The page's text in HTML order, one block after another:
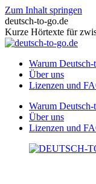
Zum Inhalt springen
deutsch-to-go.de
Kurze Hörtexte für
Warum Deutsch-
Über uns
Lizenzen und
Warum Deutsch-
Über uns
Lizenzen und